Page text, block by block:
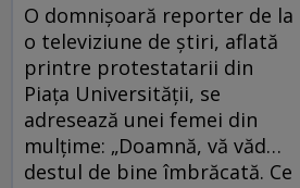
O domnişoară reporter de la
o televiziune de ştiri, aflată
printre protestatarii din
Piaţa Universităţii, se
adresează unei femei din
mulţime: „Doamnă, vă văd…
destul de bine îmbrăcată. Ce